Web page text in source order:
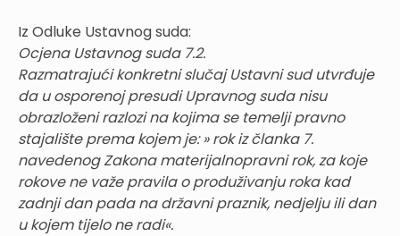
Iz Odluke Ustavnog suda:
Ocjena Ustavnog suda 7.2.
Razmatrajući konkretni slučaj Ustavni sud utvrđuje
da u osporenoj presudi Upravnog suda nisu
obrazloženi razlozi na kojima se temelji pravno
stajalište prema kojem je: » rok iz članka 7.
navedenog Zakona materijalnopravni rok, za koje
rokove ne važe pravila o produživanju roka kad
zadnji dan pada na državni praznik, nedjelju ili dan
u kojem tijelo ne radi«.